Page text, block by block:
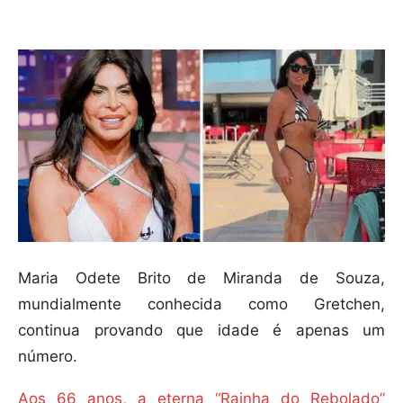
Maria Odete Brito de Miranda de Souza,
mundialmente conhecida como Gretchen,
continua provando que idade é apenas um
número.
Aos 66 anos, a eterna “Rainha do Rebolado”